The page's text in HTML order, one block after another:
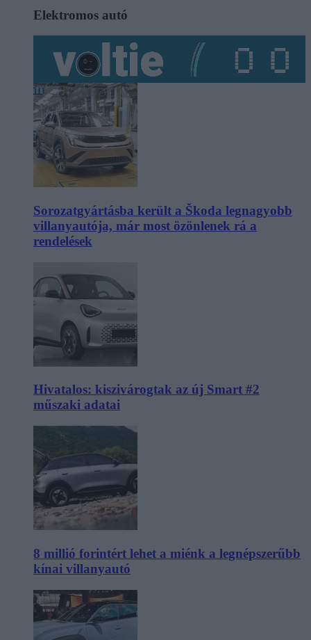
Elektromos autó
Sorozatgyártásba került a Škoda legnagyobb
villanyautója, már most özönlenek rá a
rendelések
Hivatalos: kiszivárogtak az új Smart #2
műszaki adatai
8 millió forintért lehet a miénk a legnépszerűbb
kínai villanyautó